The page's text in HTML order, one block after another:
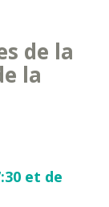
de la
la
et de